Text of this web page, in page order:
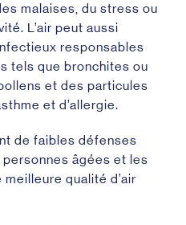
malaises, du stress ou
L’air peut aussi
responsables
tels que bronchites ou
et des particules
et d’allergie.
de faibles défenses
âgées et les
qualité d’air